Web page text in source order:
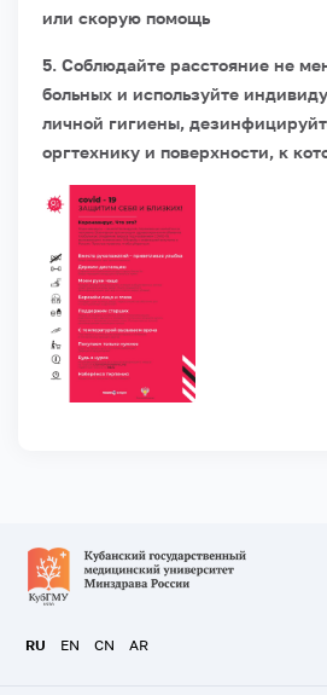
или скорую помощь
5. Соблюдайте расстояние не
больных и используйте
личной гигиены,
оргтехнику и поверхности, к
RU EN CN AR